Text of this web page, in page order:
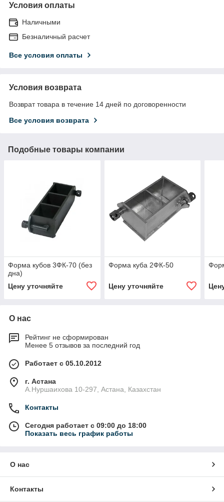
Условия оплаты
Наличными
Безналичный расчет
Все условия оплаты
Условия возврата
Возврат товара в течение 14 дней по договоренности
Все условия возврата
Подобные товары компании
Форма кубов 3ФК-70 (без
дна)
Цену уточняйте
Форма куба 2ФК-50
Цену уточняйте
О нас
Рейтинг не сформирован
Менее 5 отзывов за последний год
Работает с 05.10.2012
г. Астана
А.Нуршаихова 10-297, Астана, Казахстан
Контакты
Сегодня работает с 09:00 до 18:00
Показать весь график работы
О нас
Контакты